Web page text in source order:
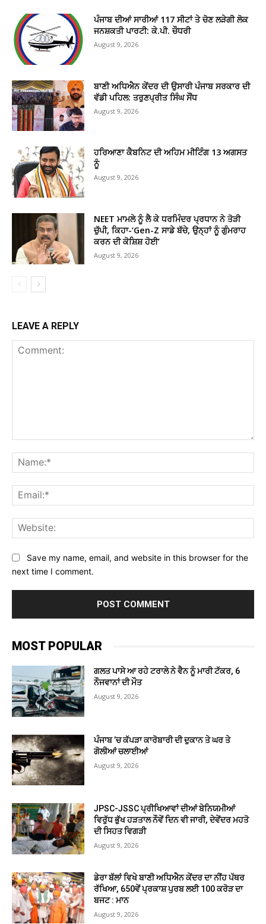
ਪੰਜਾਬ ਦੀਆਂ ਸਾਰੀਆਂ 117 ਸੀਟਾਂ ਤੇ ਚੋਣ ਲੜੇਗੀ ਲੋਕ
ਜਨਸ਼ਕਤੀ ਪਾਰਟੀ: ਕੇ.ਪੀ. ਚੌਧਰੀ
August 9, 2026
ਬਾਣੀ ਅਧਿਐਨ ਕੇਂਦਰ ਦੀ ਉਸਾਰੀ ਪੰਜਾਬ ਸਰਕਾਰ ਦੀ
ਵੱਡੀ ਪਹਿਲ: ਤਰੁਣਪ੍ਰੀਤ ਸਿੰਘ ਸੌਂਧ
August 9, 2026
ਹਰਿਆਣਾ ਕੈਬਨਿਟ ਦੀ ਅਹਿਮ ਮੀਟਿੰਗ 13 ਅਗਸਤ
ਨੂੰ
August 9, 2026
NEET ਮਾਮਲੇ ਨੂੰ ਲੈ ਕੇ ਧਰਮਿੰਦਰ ਪ੍ਰਧਾਨ ਨੇ ਤੋੜੀ
ਚੁੱਪੀ, ਕਿਹਾ-‘Gen-Z ਸਾਡੇ ਬੱਚੇ, ਉਨ੍ਹਾਂ ਨੂੰ ਗੁੰਮਰਾਹ
ਕਰਨ ਦੀ ਕੋਸ਼ਿਸ਼ ਹੋਈ’
August 9, 2026
LEAVE A REPLY
Save my name, email, and website in this browser for the
next time I comment.
MOST POPULAR
ਗਲਤ ਪਾਸੇ ਆ ਰਹੇ ਟਰਾਲੇ ਨੇ ਵੈਨ ਨੂੰ ਮਾਰੀ ਟੱਕਰ, 6
ਨੌਜਵਾਨਾਂ ਦੀ ਮੌਤ
August 9, 2026
ਪੰਜਾਬ ’ਚ ਕੱਪੜਾ ਕਾਰੋਬਾਰੀ ਦੀ ਦੁਕਾਨ ਤੇ ਘਰ ਤੇ
ਗੋਲੀਆਂ ਚਲਾਈਆਂ
August 9, 2026
JPSC-JSSC ਪ੍ਰੀਖਿਆਵਾਂ ਦੀਆਂ ਬੇਨਿਯਮੀਆਂ
ਵਿਰੁੱਧ ਭੁੱਖ ਹੜਤਾਲ ਨੌਵੇਂ ਦਿਨ ਵੀ ਜਾਰੀ, ਦੇਵੇਂਦਰ ਮਹਤੋ
ਦੀ ਸਿਹਤ ਵਿਗੜੀ
August 9, 2026
ਡੇਰਾ ਬੱਲਾਂ ਵਿਖੇ ਬਾਣੀ ਅਧਿਐਨ ਕੇਂਦਰ ਦਾ ਨੀਂਹ ਪੱਥਰ
ਰੱਖਿਆ, 650ਵੇਂ ਪ੍ਰਕਾਸ਼ ਪੁਰਬ ਲਈ 100 ਕਰੋੜ ਦਾ
ਬਜਟ : ਮਾਨ
August 9, 2026